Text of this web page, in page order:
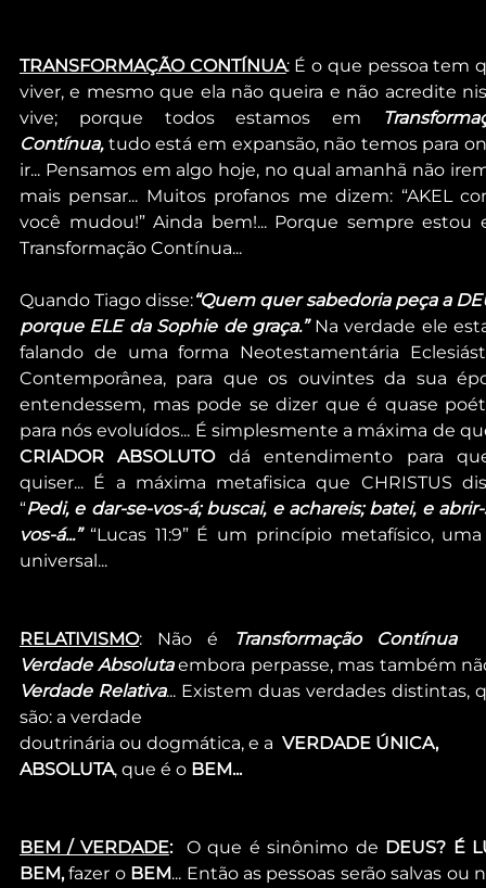
TRANSFORMAÇÃO CONTÍNUA: É o que pessoa tem
viver, e mesmo que ela não queira e não acredite
vive; porque todos estamos em
Contínua, tudo está em expansão, não temos para
ir... Pensamos em algo hoje, no qual amanhã não
mais pensar... Muitos profanos me dizem: “AKEL
você mudou!” Ainda bem!... Porque sempre estou
Transformação Contínua...
Quando Tiago disse:“Quem quer sabedoria peça a
porque ELE da Sophie de graça.” Na verdade ele
falando de uma forma Neotestamentária
Contemporânea, para que os ouvintes da sua
entendessem, mas pode se dizer que é quase
CRIADOR ABSOLUTO dá entendimento para
quiser... É a máxima metafisica que CHRISTUS
“Pedi, e dar-se-vos-á; buscai, e achareis; batei, e
vos-á...” “Lucas 11:9” É um princípio metafísico,
universal...
RELATIVISMO: Não é
Transformação Contínua
Verdade Absoluta
Verdade Relativa... Existem duas verdades distintas,
são: a verdade
doutrinária ou dogmática, e a VERDADE ÚNICA,
ABSOLUTA, que é o BEM...
BEM / VERDADE: O que é sinônimo de DEUS? É
BEM, fazer o BEM... Então as pessoas serão salvas ou